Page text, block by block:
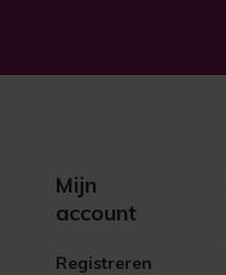
Mijn
account
Registreren